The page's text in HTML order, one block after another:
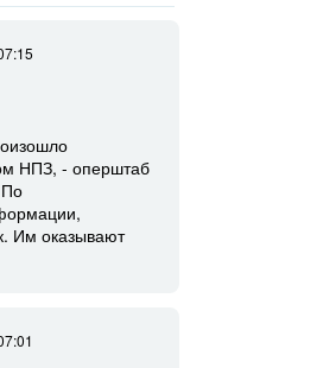
НПЗ, - оперштаб
По
Им оказывают